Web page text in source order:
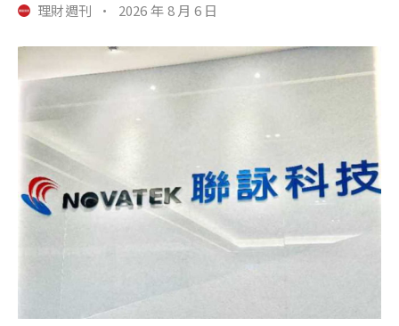
理財週刊 · 2026 年 8 月 6 日